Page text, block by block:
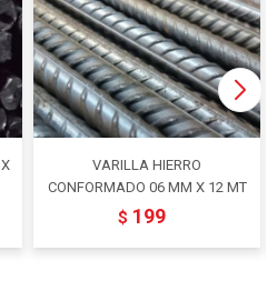
VARILLA HIERRO
CONFORMADO 06 MM X 12 MT
$ 199